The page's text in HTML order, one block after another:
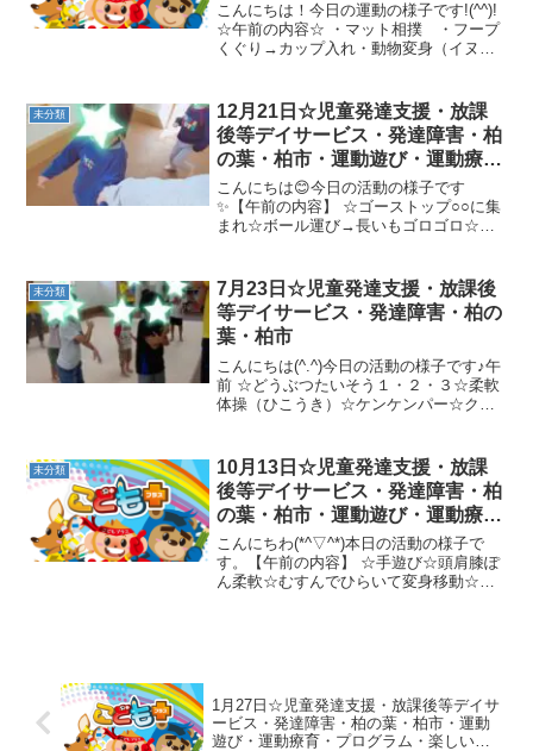
育・プログラム・楽しい療育
こんにちは！今日の運動の様子です!(^^)!
☆午前の内容☆ ・マット相撲 ・フープ
くぐり→カップ入れ・動物変身（イヌ・
け縄歩き・回転カニ歩き ・トランポリ
ン・フープカン...
未分類
12月21日☆児童発達支援・放課
後等デイサービス・発達障害・柏
の葉・柏市・運動遊び・運動療
育・プログラム・楽しい療育
こんにちは😊今日の活動の様子です
✨【午前の内容】 ☆ゴーストップ○○に集
まれ☆ボール運び→長いもゴロゴロ☆さ
内容】 今週も楽しく運動しましたね(^^♪
いよいよ来週から冬...
未分類
7月23日☆児童発達支援・放課後
等デイサービス・発達障害・柏の
葉・柏市
こんにちは(^.^)今日の活動の様子です♪午
前 ☆どうぶつたいそう１・２・３☆柔軟
体操（ひこうき）☆ケンケンパー☆クモ
ンケン☆ウシガエルジャンプ☆大縄☆水
遊びまた楽し...
未分類
10月13日☆児童発達支援・放課
後等デイサービス・発達障害・柏
の葉・柏市・運動遊び・運動療
育・プログラム・楽しい療育
こんにちわ(*^▽^*)本日の活動の様子で
す。【午前の内容】 ☆手遊び☆頭肩膝ぽ
ん柔軟☆むすんでひらいて変身移動☆ス
1月27日☆児童発達支援・放課後等デイサ
ービス・発達障害・柏の葉・柏市・運動
遊び・運動療育・プログラム・楽しい療